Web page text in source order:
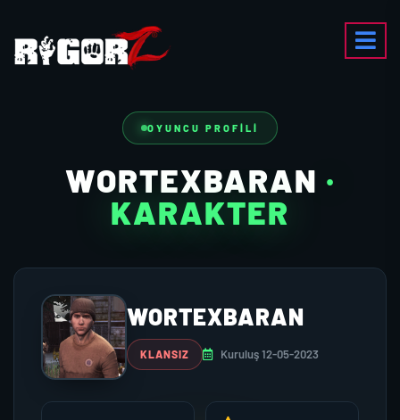
OYUNCU PROFILI
WORTEXBARAN ·
KARAKTER
WORTEXBARAN
KLANSIZ Kuruluş 12-05-2023